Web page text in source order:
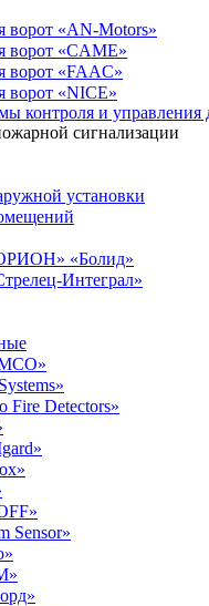
ворот «AN-Motors»
ворот «CAME»
ворот «FAAC»
ворот «NICE»
контроля и управления
сигнализации
установки
«Болид»
Интеграл»
Fire Detectors»
Sensor»